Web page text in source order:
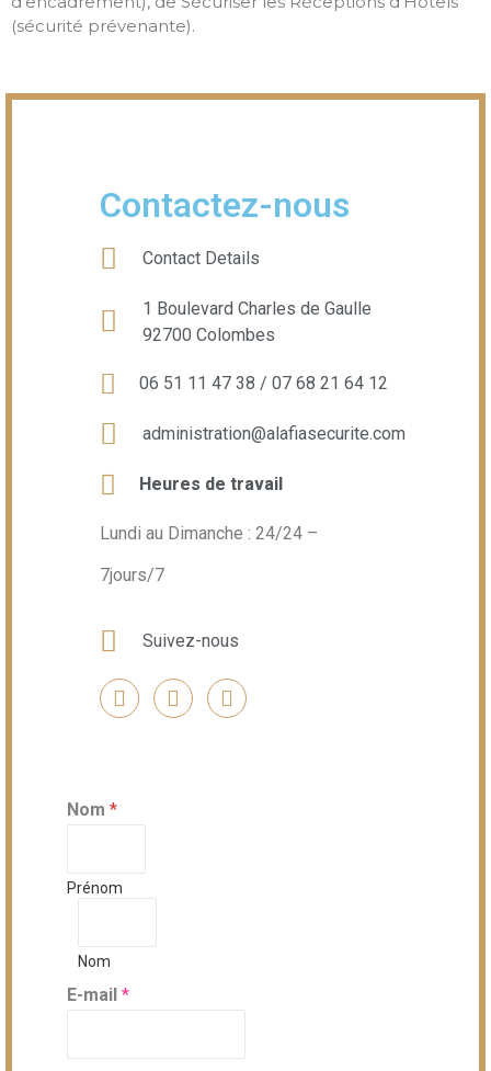
(sécurité prévenante).
Contactez-nous
Contact Details
1 Boulevard Charles de Gaulle
92700 Colombes
06 51 11 47 38 / 07 68 21 64 12
administration@alafiasecurite.com
Heures de travail
Lundi au Dimanche : 24/24 –
7jours/7
Suivez-nous
Nom *
Prénom
Nom
E-mail *